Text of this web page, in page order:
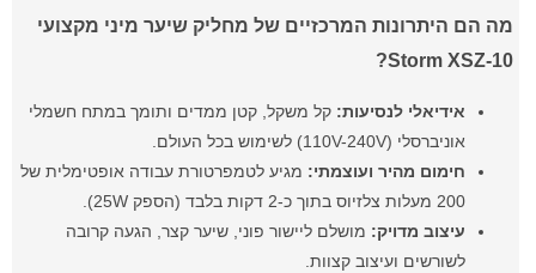
מה הם היתרונות המרכזיים של מחליק שיער מיני מקצועי
Storm XSZ-10?
אידיאלי לנסיעות: קל משקל, קטן ממדים ותומך במתח חשמלי
אוניברסלי (110V-240V) לשימוש בכל העולם.
חימום מהיר ועוצמתי: מגיע לטמפרטורת עבודה אופטימלית של
200 מעלות צלזיוס בתוך כ-2 דקות בלבד (הספק 25W).
עיצוב מדויק: מושלם ליישור פוני, שיער קצר, הגעה קרובה
לשורשים ועיצוב קצוות.